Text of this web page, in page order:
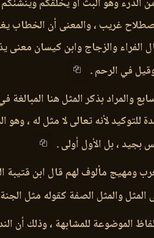
غريب ، والمعنى أن الخطاب
الفراء والزجاج وابن كيسان
في الرحم .
والمراد بذكر المثل هنا
للتوكيد لأنه تعالى لا مثل له ، وهو
بجيد ، بل الأول أولى .
ومهيج مألوف لهم قال ابن قتيبة
المثل والمثل الصفة كقوله مثل
الموضوعة للمشابهة ، وذلك أن